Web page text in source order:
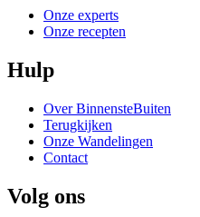
Onze experts
Onze recepten
Hulp
Over BinnensteBuiten
Terugkijken
Onze Wandelingen
Contact
Volg ons